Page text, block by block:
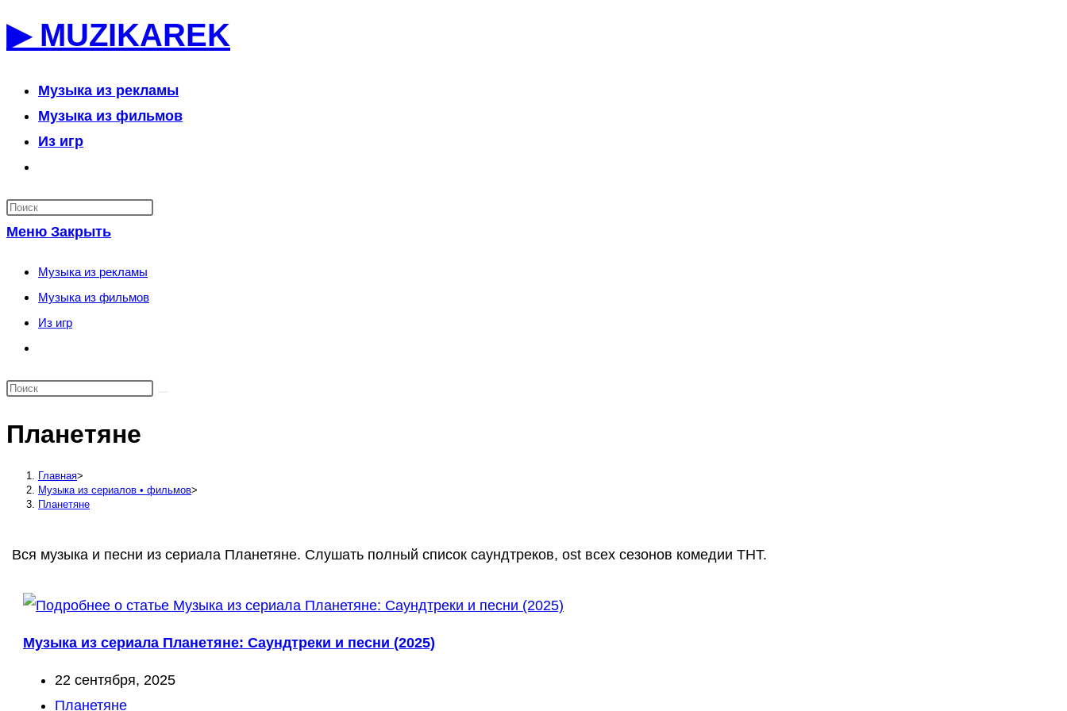
к▶ MUZIKAREK
Музыка из рекламы
Музыка из фильмов
Из игр
по
веб-
сайту
Меню Закрыть
Музыка из рекламы
Музыка из фильмов
Из игр
по
сайту
Планетяне
Главная>
Музыка из сериалов • фильмов>
Планетяне
Вся музыка и песни из сериала Планетяне. Слушать полный список саундтреков, ost всех сезонов комедии ТНТ.
Музыка из сериала Планетяне: Саундтреки и песни (2025)
Запись
опубликована:
22 сентября, 2025
Рубрика
Планетяне